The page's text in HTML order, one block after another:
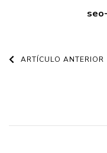
Navegación
ARTÍCULO ANTERIOR